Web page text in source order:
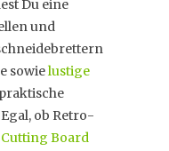
Du eine
und
sowielustige
Egal, ob Retro-
Board